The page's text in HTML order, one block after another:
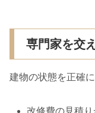
専門家を交
建物の状態を正確
改修費の見積